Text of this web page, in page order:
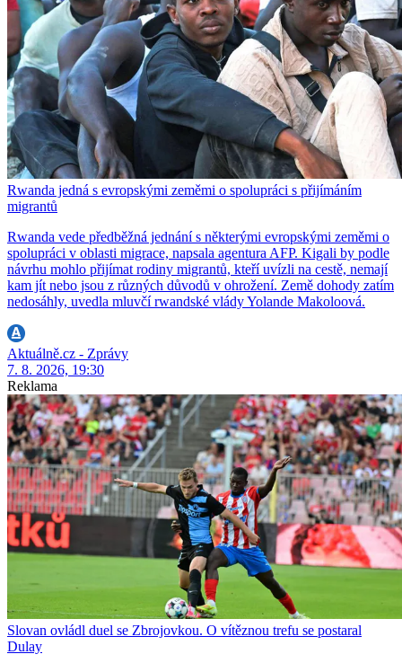
Rwanda jedná s evropskými zeměmi o spolupráci s přijímáním
migrantů
Rwanda vede předběžná jednání s některými evropskými zeměmi o
spolupráci v oblasti migrace, napsala agentura AFP. Kigali by podle
návrhu mohlo přijímat rodiny migrantů, kteří uvízli na cestě, nemají
kam jít nebo jsou z různých důvodů v ohrožení. Země dohody zatím
nedosáhly, uvedla mluvčí rwandské vlády Yolande Makoloová.
Aktuálně.cz - Zprávy
7. 8. 2026, 19:30
Reklama
Slovan ovládl duel se Zbrojovkou. O vítěznou trefu se postaral
Dulay